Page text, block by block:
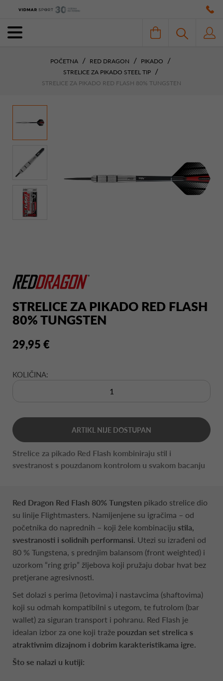
POČETNA RED DRAGON
PIKADO
STRELICE ZA PIKADO STEEL TIP
STRELICE ZA PIKADO RED FLASH 80% TUNGSTEN
STRELICE ZA PIKADO RED FLASH
80% TUNGSTEN
29,95 €
KOLIČINA:
ARTIKL NIJE DOSTUPAN
Strelice za pikado Red Flash kombiniraju stil i
svestranost s pouzdanom kontrolom u svakom bacanju
Red Dragon Red Flash 80% Tungsten pikado strelice dio
su linije Flightmasters. Namijenjene su igračima – od
početnika do naprednih – koji žele kombinaciju stila,
svestranosti i solidnih performansi. Utezi su izrađeni od
80 % Tungstena, s prednjim balansom (front weighted) i
uzorkom “ring grip” žljebova koji pružaju dobar hvat bez
pretjerane agresivnosti.
Set dolazi s perima (letovima) i nastavcima (shaftovima)
koji su odmah kompatibilni s utegom, te futrolom (bar
wallet) za siguran transport i pohranu. Red Flash je
idealan izbor za one koji traže pouzdan set strelica s
atraktivnim dizajnom i dobrim karakteristikama igre.
Što se nalazi u kutiji: